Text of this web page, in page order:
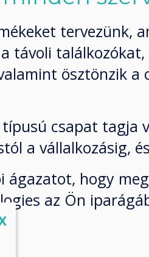
tervezünk,
távoli
ösztönzik a
csapat tagja
a vállalkozásig,
ágazatot, hogy
az Ön